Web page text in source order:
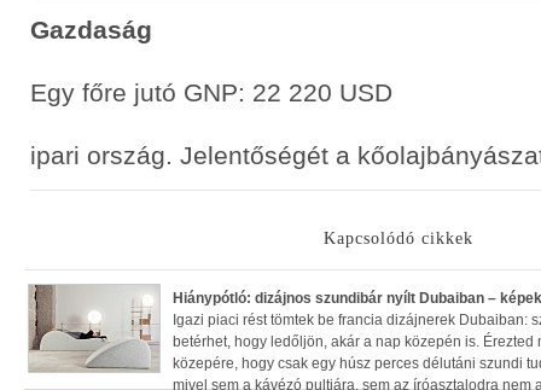
Gazdaság
Egy főre jutó GNP: 22 220 USD
ipari ország. Jelentőségét a
Kapcsolódó cikkek
Hiánypótló: dizájnos szundibár nyílt Dubaiban – képek
Igazi piaci rést tömtek be francia dizájnerek Dubaiban:
betérhet, hogy ledőljön, akár a nap közepén is. Érezted
közepére, hogy csak egy húsz perces délutáni szundi
mivel sem a kávézó pultjára, sem az íróasztalodra nem